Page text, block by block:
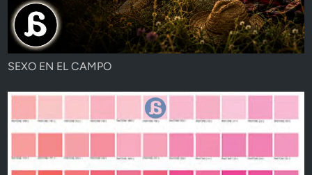
SEXO EN EL CAMPO